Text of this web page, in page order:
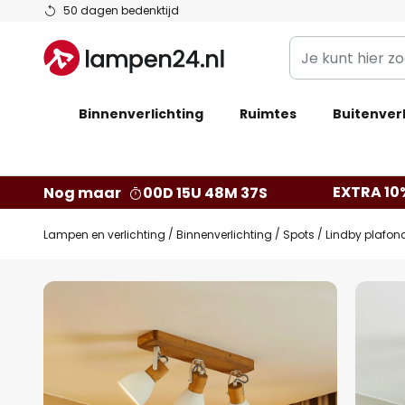
50 dagen bedenktijd
Ga
de
inhoud
Je
kunt
zoeken
webwinkel
Binnenverlichting Ruimtes
Nog maar 00D 15U 48M 36S EXTRA
Lampen en verlichting Binnenverlichting Spots Lindby
Ga
het